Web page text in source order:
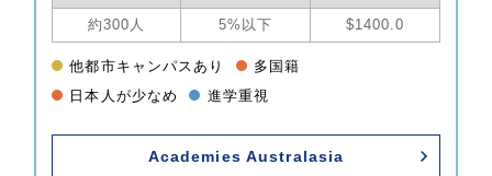
約300人 5%以下 $1400.0
他都市キャンパスあり
多国籍
日本人が少なめ
進学重視
Academies Australasia